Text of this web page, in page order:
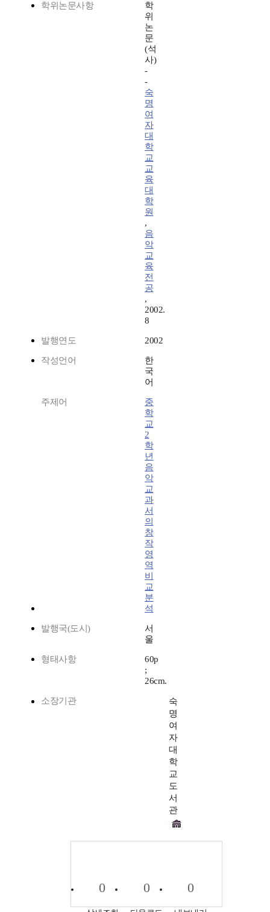
학위논문사항
학
위
논
문
(석
사)
-
-
숙
명
여
자
대
학
교
교
육
대
학
원
,
음
악
교
육
전
공
,
2002.
8
발행연도 2002
작성언어
한
국
어
주제어
중
학
교
2
학
년
음
악
교
과
서
의
창
작
영
역
비
교
분
석
발행국(도시)
서
울
형태사항
60p
;
26cm.
소장기관
숙
명
여
자
대
학
교
도
서
관
0 0 0